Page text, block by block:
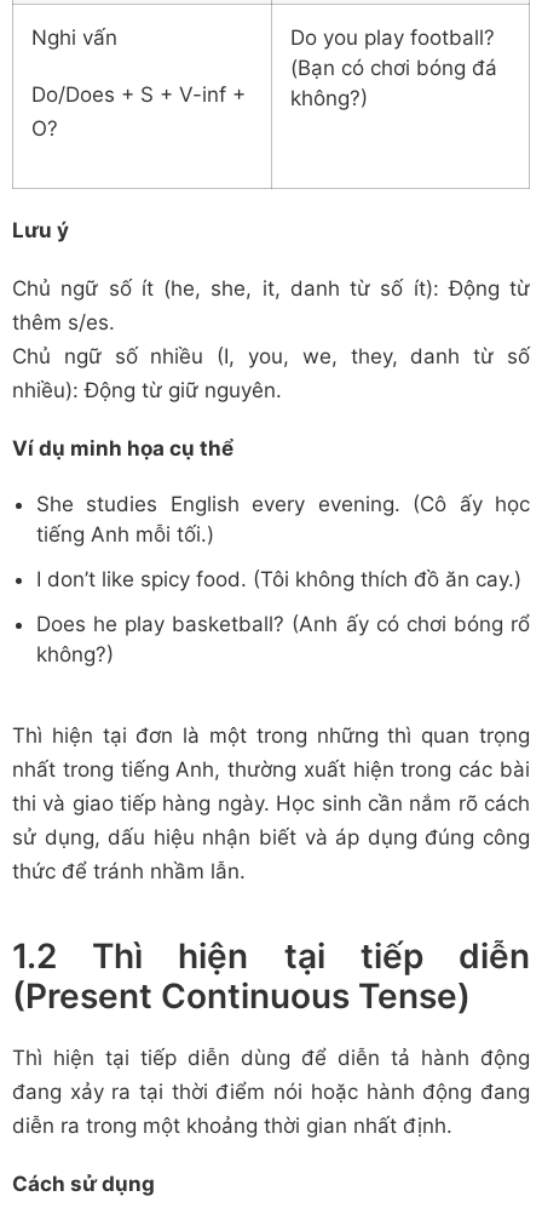
Nghi vấn
Do/Does + S + V-inf +
O?
Do you play football?
(Bạn có chơi bóng đá
không?)
Lưu ý
Chủ ngữ số ít (he, she, it, danh từ số ít): Động từ
thêm s/es.
Chủ ngữ số nhiều (I, you, we, they, danh từ số
nhiều): Động từ giữ nguyên.
Ví dụ minh họa cụ thể
She studies English every evening. (Cô ấy học
tiếng Anh mỗi tối.)
I don’t like spicy food. (Tôi không thích đồ ăn cay.)
Does he play basketball? (Anh ấy có chơi bóng rổ
không?)
Thì hiện tại đơn là một trong những thì quan trọng
nhất trong tiếng Anh, thường xuất hiện trong các bài
thi và giao tiếp hàng ngày. Học sinh cần nắm rõ cách
sử dụng, dấu hiệu nhận biết và áp dụng đúng công
thức để tránh nhầm lẫn.
1.2 Thì hiện tại tiếp diễn
(Present Continuous Tense)
Thì hiện tại tiếp diễn dùng để diễn tả hành động
đang xảy ra tại thời điểm nói hoặc hành động đang
diễn ra trong một khoảng thời gian nhất định.
Cách sử dụng